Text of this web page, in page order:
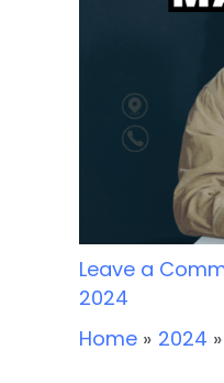
Leave a
2024
Home
2024